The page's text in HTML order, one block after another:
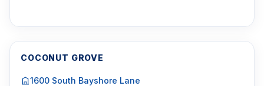
COCONUT GROVE
1600 South Bayshore Lane